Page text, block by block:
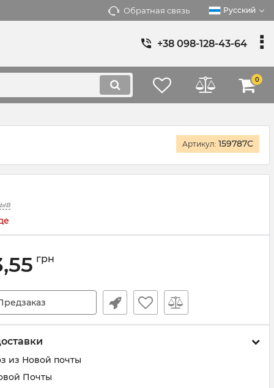
Обратная связь Русский
+38 098-128-43-64
0
Артикул: 159787C
грн
из Новой почты
Почты